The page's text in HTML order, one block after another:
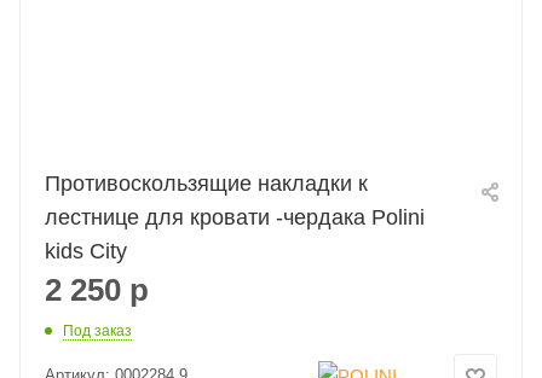
Противоскользящие накладки к
лестнице для кровати -чердака Polini
kids City
2 250 р
Под заказ